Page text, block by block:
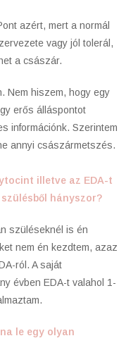
azért, mert a normál
vagy jól tolerál,
a császár.
Nem hiszem, hogy egy
erős álláspontot
információnk. Szerintem
annyi császármetszés.
illetve az EDA-t
hányszor?
szüléseknél is én
nem én kezdtem, azaz
ról. A saját
évben EDA-t valahol 1-
le egy olyan